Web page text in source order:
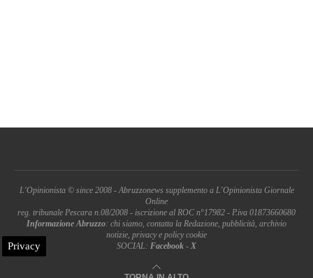
L'Opinionista © since 2008 - Abruzzonews supplemento a L'Opinionista Giornale
Online
reg. tribunale Pescara n.08/2008 - iscrizione al ROC n°17982 - P.iva 01873660680
Informazione Abruzzo: chi siamo, contatta la Redazione, pubblicità, archivio
notizie, privacy e policy cookie
SOCIAL: Facebook - X
Privacy